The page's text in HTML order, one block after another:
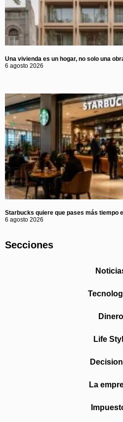
Una vivienda es un hogar, no solo una
6 agosto 2026
Starbucks quiere que pases más tiempo
6 agosto 2026
Secciones
Dinero
Life
La